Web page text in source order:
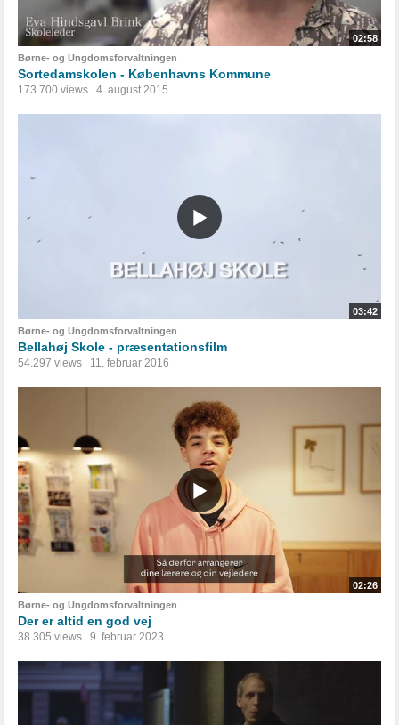
02:58
Børne- og Ungdomsforvaltningen
Sortedamskolen - Københavns Kommune
173.700 views 4. august 2015
03:42
Børne- og Ungdomsforvaltningen
Bellahøj Skole - præsentationsfilm
54.297 views 11. februar 2016
02:26
Børne- og Ungdomsforvaltningen
Der er altid en god vej
38.305 views 9. februar 2023